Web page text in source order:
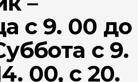
с 9. 00 до
с 9.
00, с 20.